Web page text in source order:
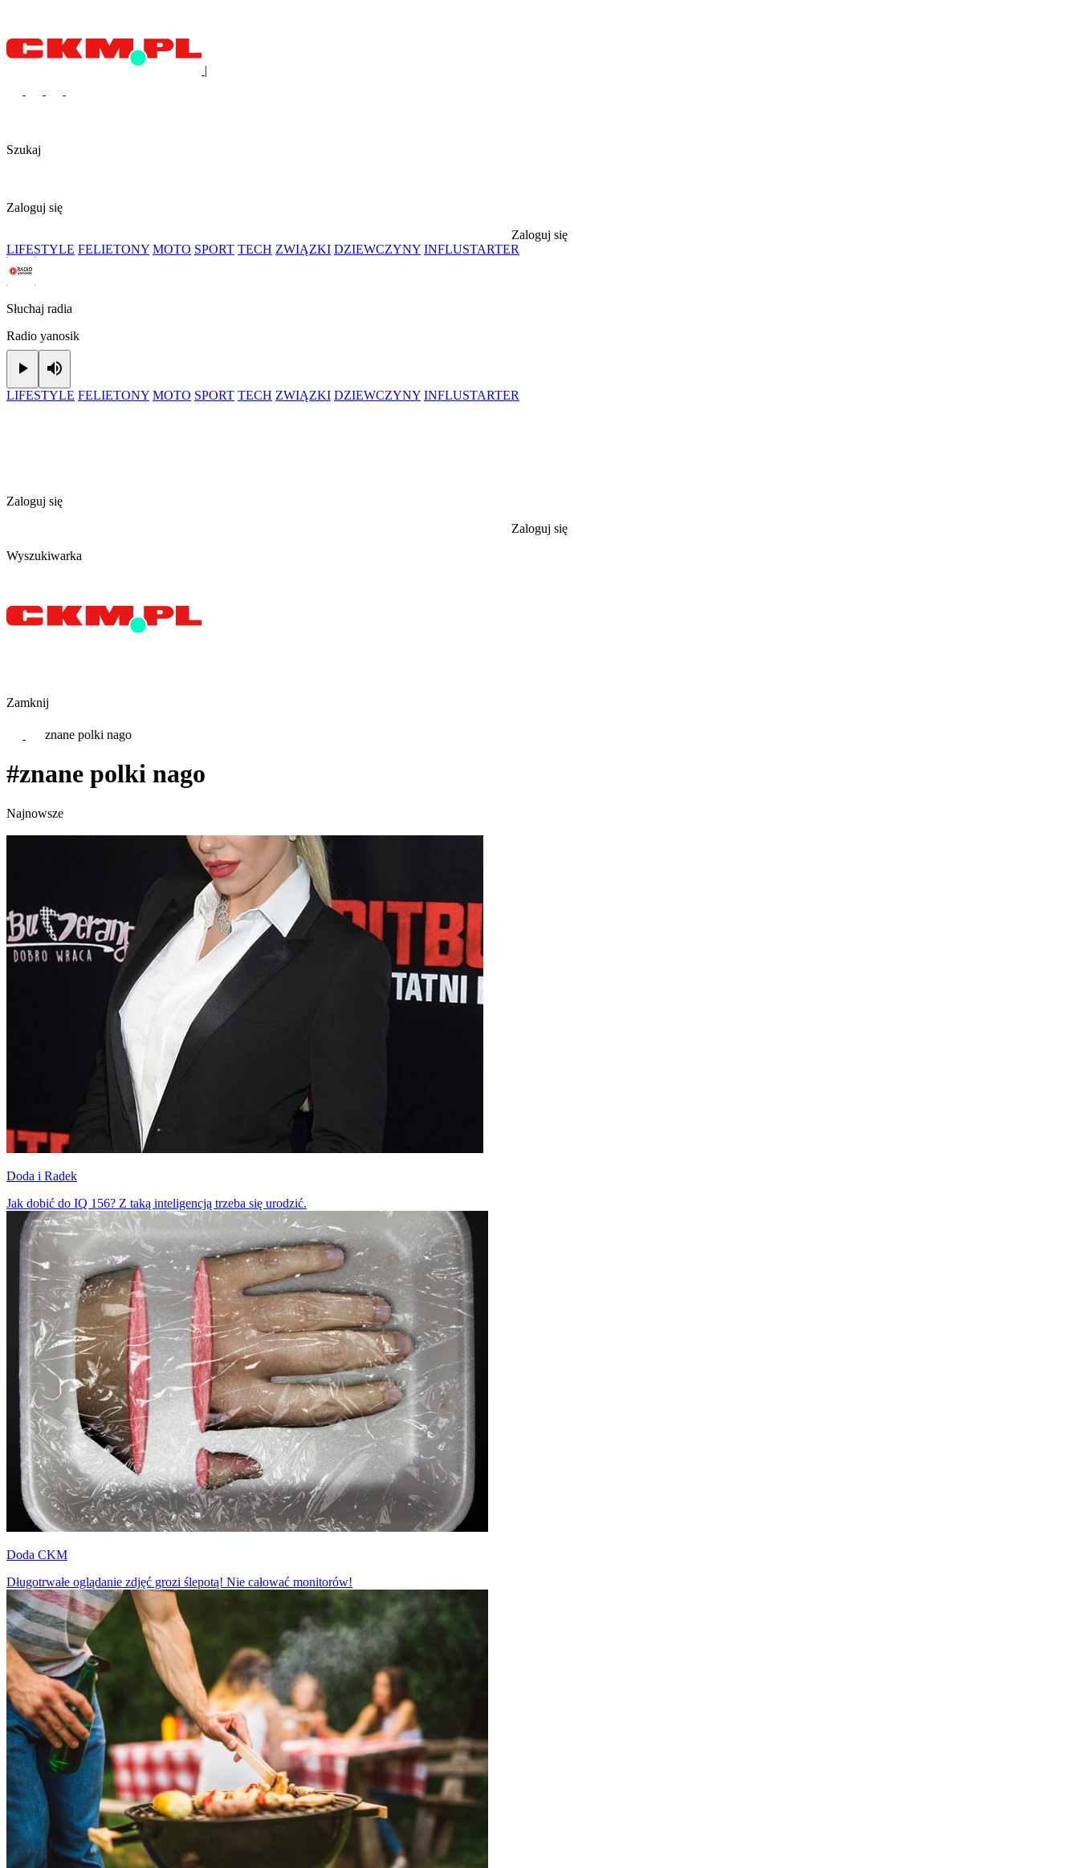
|
Szukaj
Zaloguj się
Zaloguj się
LIFESTYLE FELIETONY MOTO SPORT TECH ZWIĄZKI DZIEWCZYNY INFLUSTARTER
Słuchaj radia
Radio yanosik
Play
LIFESTYLE FELIETONY MOTO SPORT TECH ZWIĄZKI DZIEWCZYNY INFLUSTARTER
Zaloguj się
Zaloguj się
Wyszukiwarka
Zamknij
znane polki nago
#znane polki nago
Najnowsze
Doda i Radek
Jak dobić do IQ 156? Z taką inteligencją trzeba się urodzić.
Doda CKM
Długotrwałe oglądanie zdjęć grozi ślepotą! Nie całować monitorów!